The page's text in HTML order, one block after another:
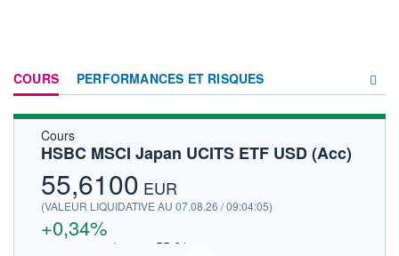
COURS PERFORMANCES ET RISQUES
FORUM
Cours
HSBC MSCI Japan UCITS ETF USD (Acc)
55,6100 EUR
(VALEUR LIQUIDATIVE AU 07.08.26 / 09:04:05)
+0,34%
55.61